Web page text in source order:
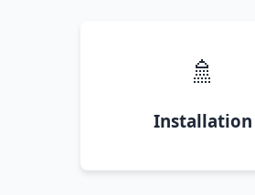
🚿
Installation